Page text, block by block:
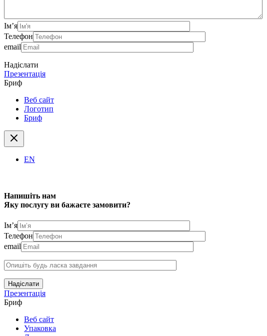
Ім’я
Телефон
email
Надіслати
Презентація
Бриф
Веб сайт
Логотип
Бриф
EN
Напишіть нам
Яку послугу ви бажаєте замовити?
Ім’я
Телефон
email
Надіслати
Презентація
Бриф
Веб сайт
Упаковка